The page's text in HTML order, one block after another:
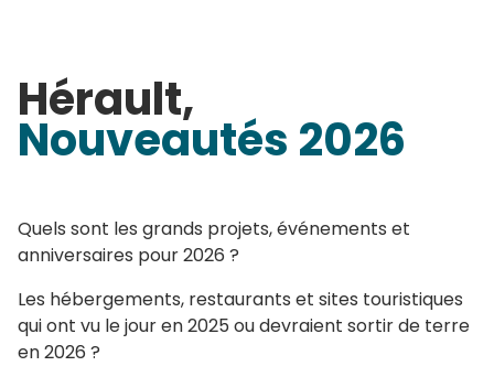
Hérault,
Nouveautés 2026
Quels sont les grands projets, événements et
anniversaires pour 2026 ?
Les hébergements, restaurants et sites touristiques
qui ont vu le jour en 2025 ou devraient sortir de terre
en 2026 ?